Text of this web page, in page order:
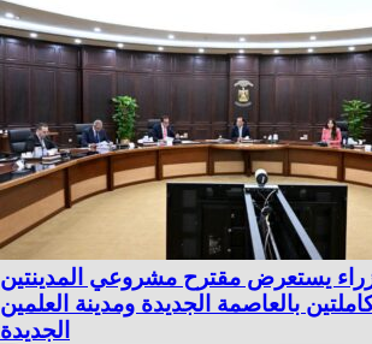
يستعرض مقترح مشروعي المدينتين
بالعاصمة الجديدة ومدينة العلمين
الجديدة